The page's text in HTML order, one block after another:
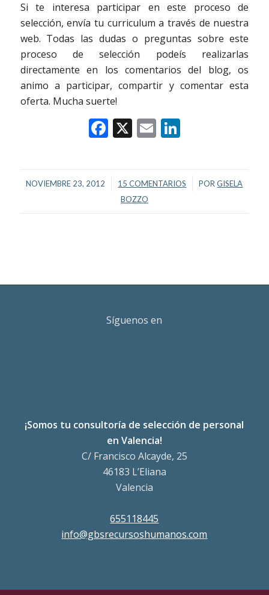
Si te interesa participar en este proceso de
selección, envía tu curriculum a través de nuestra
web. Todas las dudas o preguntas sobre este
proceso de selección podeís realizarlas
directamente en los comentarios del blog, os
animo a participar, compartir y comentar esta
oferta. Mucha suerte!
Facebook
X EmailLinkedIn
NOVIEMBRE 23, 2012
/ 15 COMENTARIOS
/ PORGISELA
BOZZO
Síguenos en
¡Somos tu consultoría de selección de personal
en Valencia!
C/ Francisco Alcayde, 25
46183 L’Eliana
Valencia
655118445
info@gbsrecursoshumanos.com